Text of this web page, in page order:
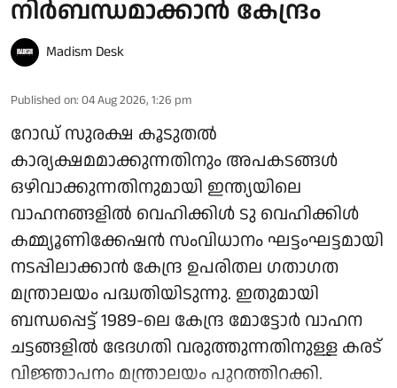
നിർബന്ധമാക്കാൻ കേന്ദ്രം
Madism Desk
Published on: 04 Aug 2026, 1:26 pm
റോഡ് സുരക്ഷ കൂടുതൽ
കാര്യക്ഷമമാക്കുന്നതിനും അപകടങ്ങൾ
ഒഴിവാക്കുന്നതിനുമായി ഇന്ത്യയിലെ
വാഹനങ്ങളിൽ വെഹിക്കിൾ ടു വെഹിക്കിൾ
കമ്മ്യൂണിക്കേഷൻ സംവിധാനം ഘട്ടംഘട്ടമായി
നടപ്പിലാക്കാൻ കേന്ദ്ര ഉപരിതല ഗതാഗത
മന്ത്രാലയം പദ്ധതിയിടുന്നു. ഇതുമായി
ബന്ധപ്പെട്ട് 1989-ലെ കേന്ദ്ര മോട്ടോർ വാഹന
ചട്ടങ്ങളിൽ ഭേദഗതി വരുത്തുന്നതിനുള്ള കരട്
വിജ്ഞാപനം മന്ത്രാലയം പുറത്തിറക്കി.